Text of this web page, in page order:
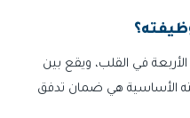
في القلب، ويقع بين
الأساسية هي ضمان تدفق